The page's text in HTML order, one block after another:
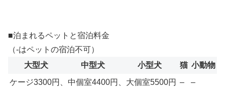
■泊まれるペットと宿泊料金
（-はペットの宿泊不可）
大型犬
中型犬 小型犬 猫 小動物
ケージ3300円、中個室4400円、大個室5500円 – –